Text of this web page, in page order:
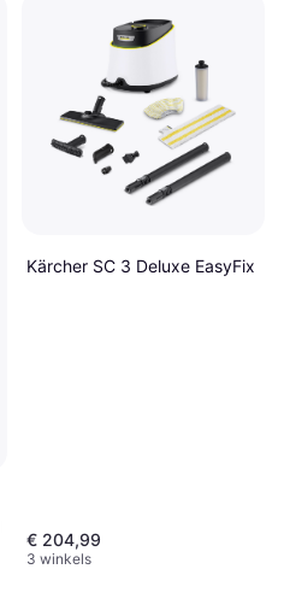
Kärcher SC 3 Deluxe EasyFix
€ 204,99
3 winkels